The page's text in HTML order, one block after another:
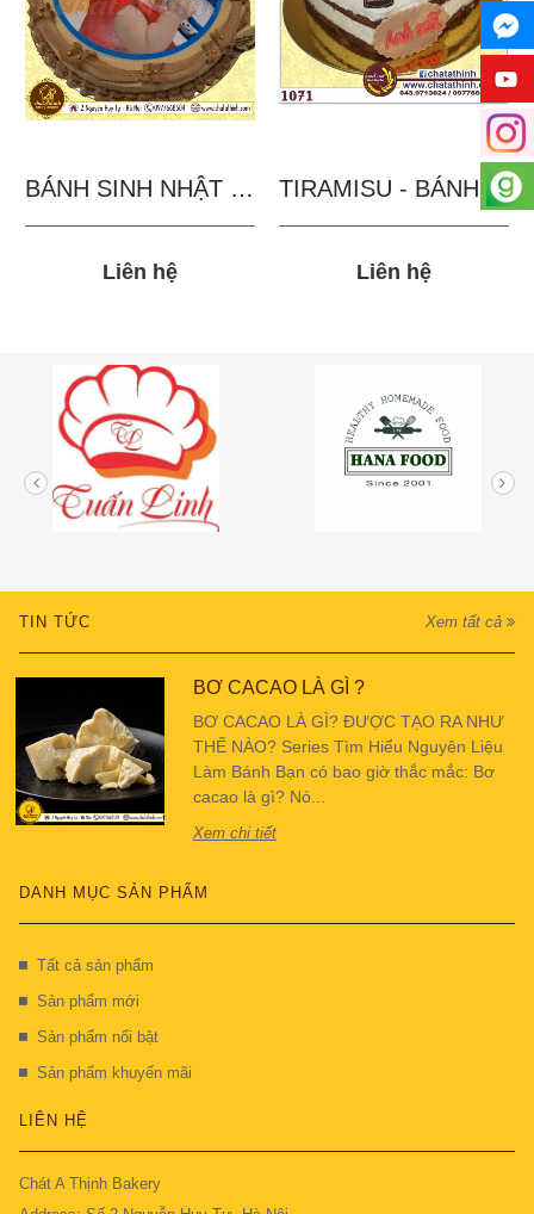
BÁNH SINH NHẬT IN...
Liên hệ
TIRAMISU - BÁNH TẶNG...
Liên hệ
TIN TỨC Xem tất cả
BƠ CACAO LÀ GÌ ?
BƠ CACAO LÀ GÌ? ĐƯỢC TẠO RA NHƯ
THẾ NÀO? Series Tìm Hiểu Nguyên Liệu
Làm Bánh Bạn có bao giờ thắc mắc: Bơ
cacao là gì? Nó...
Xem chi tiết
DANH MỤC SẢN PHẨM
Tất cả sản phẩm
Sản phẩm mới
Sản phẩm nổi bật
Sản phẩm khuyến mãi
LIÊN HỆ
Chát A Thịnh Bakery